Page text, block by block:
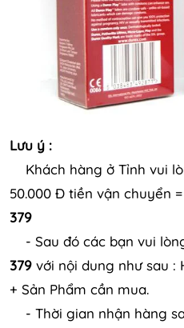
Lưu ý :
Khách hàng ở Tỉnh vui
50.000 Đ tiền vận chuyển
379
- Sau đó các bạn vui
379 với nội dung như sau :
+ Sản Phẩm cần mua.
- Thời gian nhận hàng